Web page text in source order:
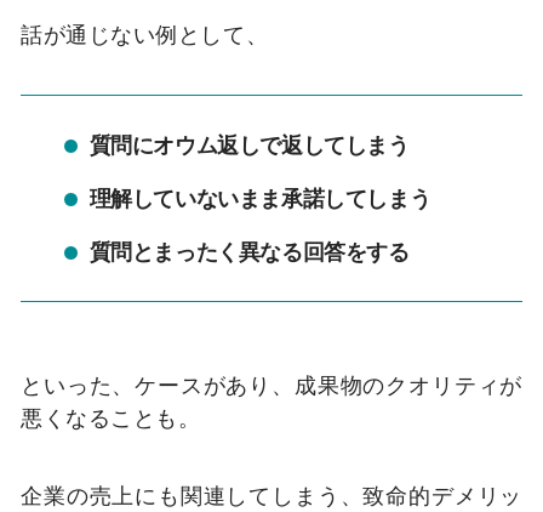
話が通じない例として、
質問にオウム返しで返してしまう
理解していないまま承諾してしまう
質問とまったく異なる回答をする
といった、ケースがあり、成果物のクオリティが
悪くなることも。
企業の売上にも関連してしまう、致命的デメリッ